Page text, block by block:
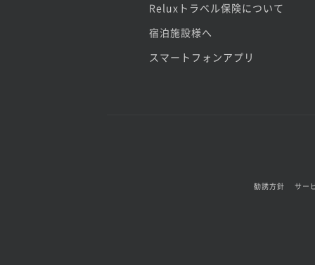
Reluxトラベル保険について
宿泊施設様へ
スマートフォンアプリ
勧誘方針 サー